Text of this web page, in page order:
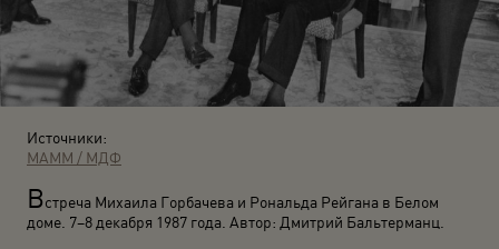
Источники:
МАММ / МДФ
Встреча Михаила Горбачева и Рональда Рейгана в Белом
доме. 7–8 декабря 1987 года. Автор: Дмитрий Бальтерманц.